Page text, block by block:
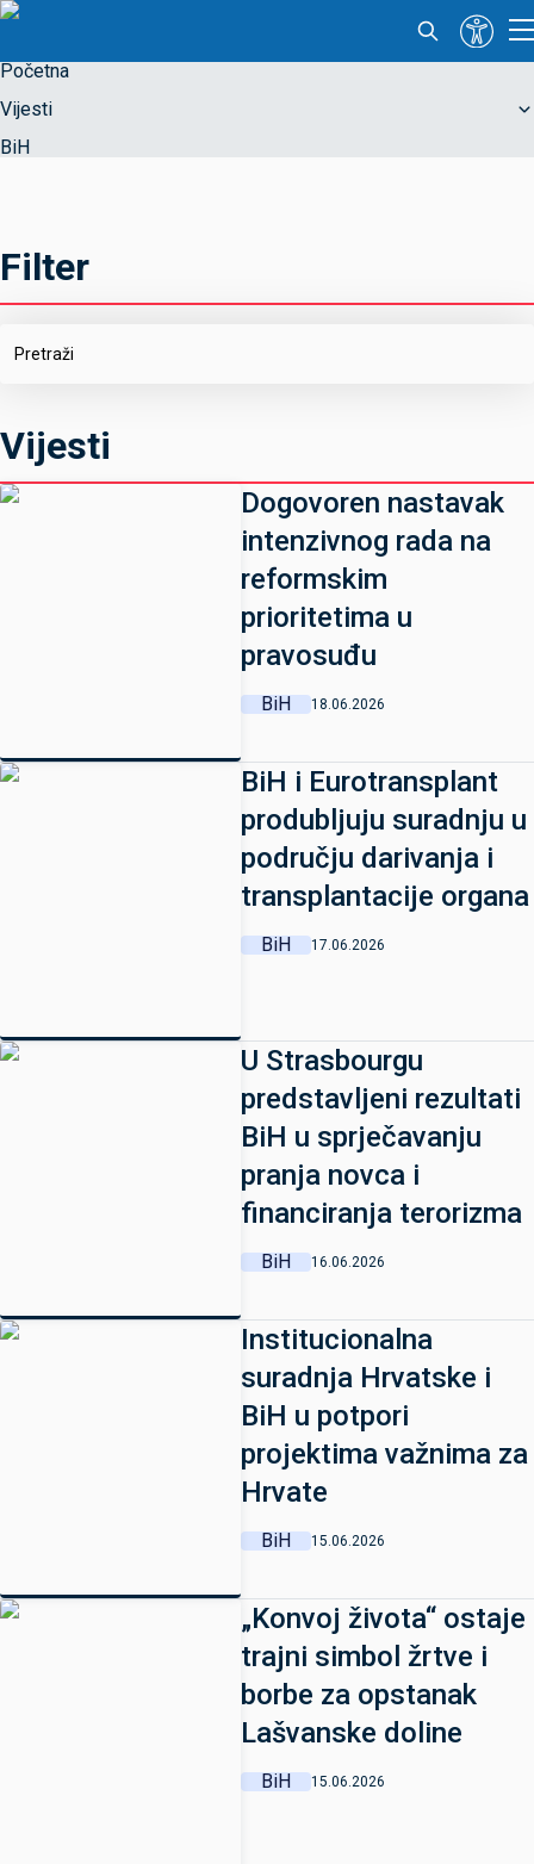
Početna
Vijesti
BiH
Vijesti
Dogovoren nastavak
intenzivnog rada na
reformskim
prioritetima u
pravosuđu
BiH 18.06.2026
BiH i Eurotransplant
produbljuju suradnju u
području darivanja i
transplantacije organa
BiH 17.06.2026
U Strasbourgu
predstavljeni rezultati
BiH u sprječavanju
pranja novca i
financiranja terorizma
BiH 16.06.2026
Institucionalna
suradnja Hrvatske i
BiH u potpori
projektima važnima za
Hrvate
BiH 15.06.2026
„Konvoj života“ ostaje
trajni simbol žrtve i
borbe za opstanak
Lašvanske doline
BiH 15.06.2026
Filter